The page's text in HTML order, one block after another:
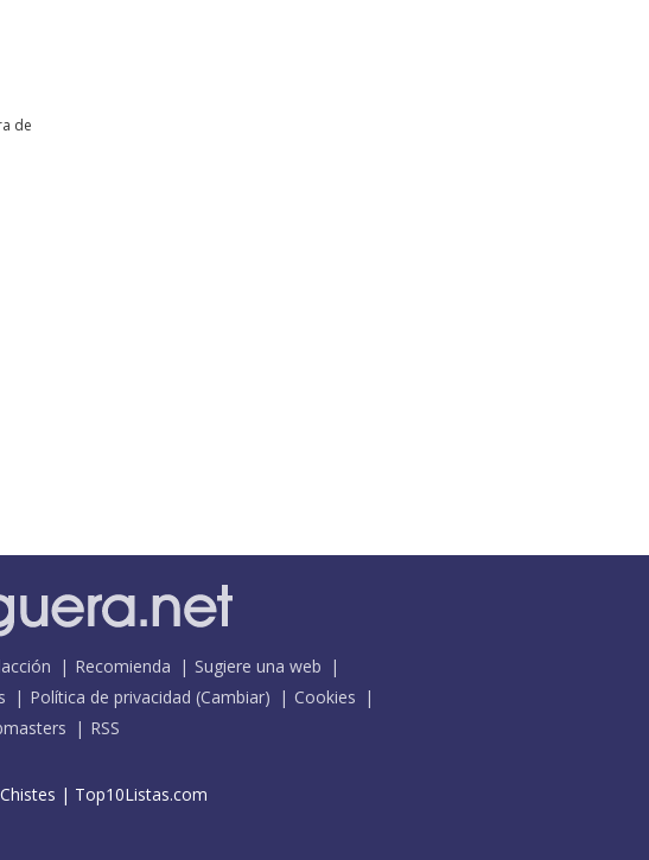
de
Recomienda
Sugiere una web
Política de privacidad (Cambiar)
Cookies
RSS
Chistes | Top10Listas.com